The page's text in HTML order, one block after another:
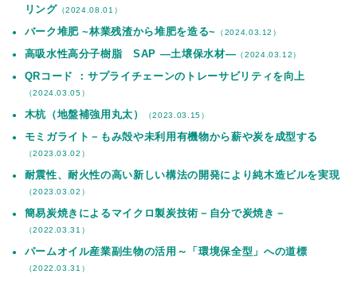
リング （2024.08.01）
バーク堆肥 ~林業残渣から堆肥を造る~ （2024.03.12）
高吸水性高分子樹脂 SAP —土壌保水材— （2024.03.12）
QRコード ：サプライチェーンのトレーサビリティを向上
（2024.03.05）
木杭（地盤補強用丸太） （2023.03.15）
モミガライト－もみ殻や未利用有機物から薪や炭を成型する
（2023.03.02）
耐震性、耐火性の高い新しい構法の開発により純木造ビルを実現
（2023.03.02）
簡易炭焼きによるマイクロ製炭技術－自分で炭焼き－
（2022.03.31）
パームオイル産業副生物の活用～「環境保全型」への道標
（2022.03.31）